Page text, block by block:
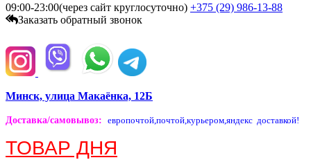
09:00-23:00(через сайт круглосуточно) +375 (29) 986-13-88
Заказать обратный звонок
Минск, улица Макаёнка, 12Б
Доставка/самовывоз: европочтой,почтой,курьером,яндекс доставкой!
ТОВАР ДНЯ